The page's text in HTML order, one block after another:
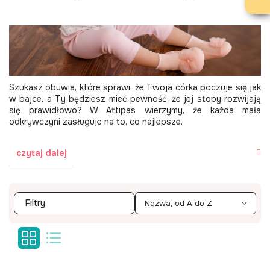
Szukasz obuwia, które sprawi, że Twoja córka poczuje się jak
w bajce, a Ty będziesz mieć pewność, że jej stopy rozwijają
się prawidłowo? W Attipas wierzymy, że każda mała
odkrywczyni zasługuje na to, co najlepsze.
czytaj dalej
Filtry Nazwa, od A do Z